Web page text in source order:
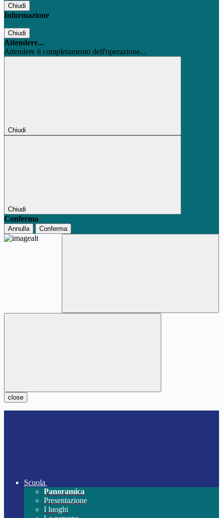
Chiudi
Informazione
Chiudi
Attendere...
Attendere il completamento dell'operazione...
Chiudi
Chiudi
Conferma
Annulla Conferma
close
Scuola
Panoramica
Presentazione
I luoghi